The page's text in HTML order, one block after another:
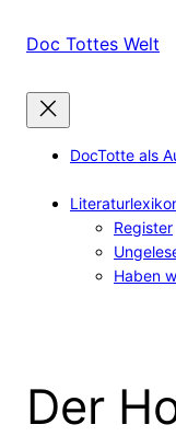
InhaltDoc Tottes Welt
DocTotte als
Register
Haben
Der